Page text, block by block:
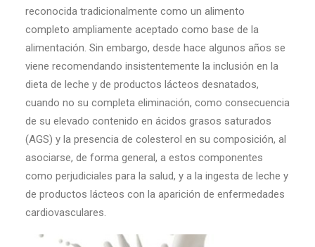
reconocida tradicionalmente como un alimento
completo ampliamente aceptado como base de la
alimentación. Sin embargo, desde hace algunos años se
viene recomendando insistentemente la inclusión en la
dieta de leche y de productos lácteos desnatados,
cuando no su completa eliminación, como consecuencia
de su elevado contenido en ácidos grasos saturados
(AGS) y la presencia de colesterol en su composición, al
asociarse, de forma general, a estos componentes
como perjudiciales para la salud, y a la ingesta de leche y
de productos lácteos con la aparición de enfermedades
cardiovasculares.